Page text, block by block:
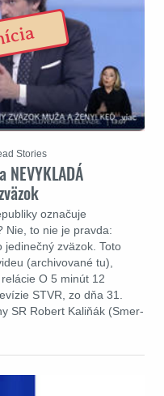
označuje
Nie, to nie je pravda:
jedinečný zväzok. Toto
(archivované tu),
O 5 minút 12
STVR, zo dňa 31.
SR Robert Kaliňák (Smer-
Stories